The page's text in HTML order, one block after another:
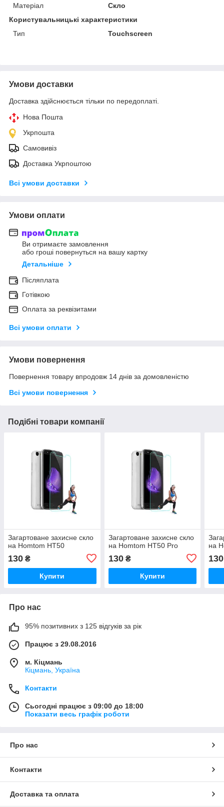
Матеріал
Скло
Користувальницькі характеристики
Тип
Touchscreen
Умови доставки
Доставка здійснюється тільки по передоплаті.
Нова Пошта
Укрпошта
Самовивіз
Доставка Укрпоштою
Всі умови доставки
Умови оплати
Ви отримаєте замовлення
або гроші повернуться на вашу картку
Детальніше
Післяплата
Готівкою
Оплата за реквізитами
Всі умови оплати
Умови повернення
Повернення товару впродовж 14 днів за домовленістю
Всі умови повернення
Подібні товари компанії
Загартоване захисне скло
на Homtom HT50
130 ₴
Купити
Загартоване захисне скло
на Homtom HT50 Pro
130₴
Купити
на
130
Про нас
95% позитивних з 125 відгуків за рік
Працює з 29.08.2016
м. Кіцмань
Кіцмань, Україна
Контакти
Сьогодні працює з 09:00 до 18:00
Показати весь графік роботи
Про нас
Контакти
Доставка та оплата